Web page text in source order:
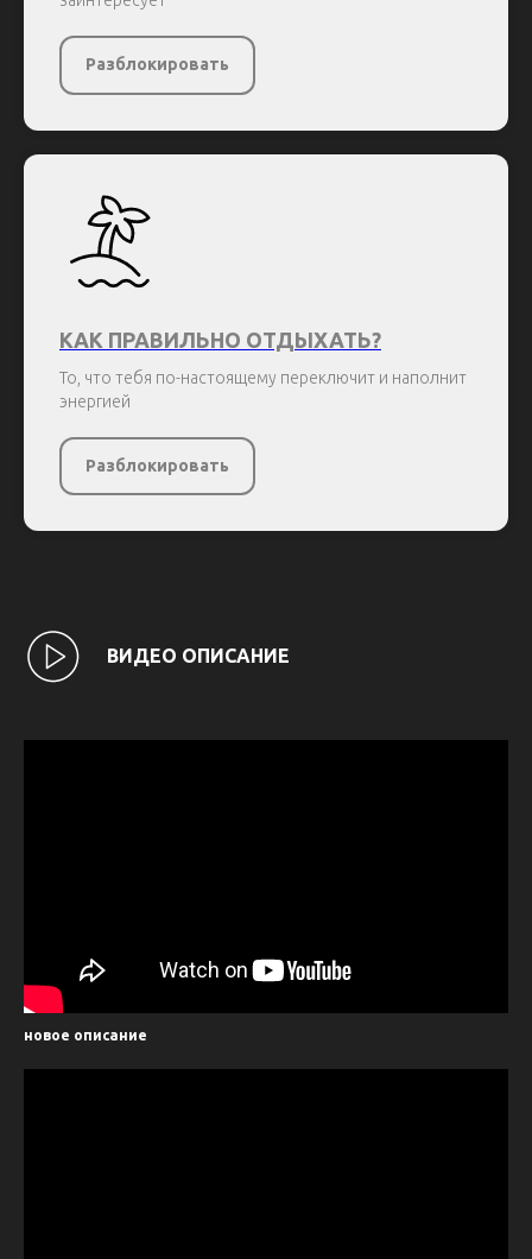
Разблокировать
КАК ПРАВИЛЬНО ОТДЫХАТЬ?
То, что тебя по-настоящему переключит и наполнит
энергией
Разблокировать
ВИДЕО ОПИСАНИЕ
новое описание